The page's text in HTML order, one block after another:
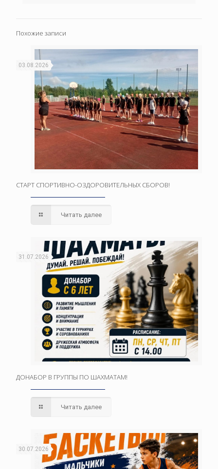
Похожие записи
03.08.2026
СТАРТ СПОРТИВНО-ОЗДОРОВИТЕЛЬНЫХ СБОРОВ!
Читать далее
31.07.2026
ДОНАБОР В ГРУППЫ ПО ШАХМАТАМ!
Читать далее
30.07.2026